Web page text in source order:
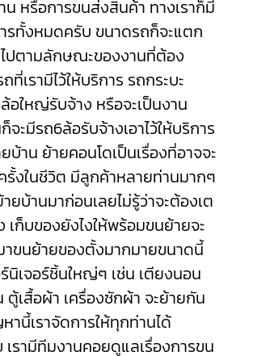
น หรือการขนส่งสินค้า ทางเราก็มี
ารทั้งหมดครับ ขนาดรถก็จะแตก
ปตามลักษณะของงานที่ต้อง
ที่เรามีไว้ให้บริการ รถกระบะ
อใหญ่รับจ้าง หรือจะเป็นงาน
ะมีรถ6ล้อรับจ้างเอาไว้ให้บริการ
บ้าน ย้ายคอนโดเป็นเรื่องที่อาจจะ
รั้งในชีวิต มีลูกค้าหลายท่านมากๆ
ยบ้านมาก่อนเลยไม่รู้ว่าจะต้องเต
เก็บของยังไงให้พร้อมขนย้ายจะ
าขนย้ายของตั้งมากมายขนาดนี้
นิเจอร์ชิ้นใหญ่ๆ เช่น เตียงนอน
เสื้อผ้า เครื่องซักผ้า จะย้ายกัน
านี้เราจัดการให้ทุกท่านได้
รามีทีมงานคอยดูแลเรื่องการขน